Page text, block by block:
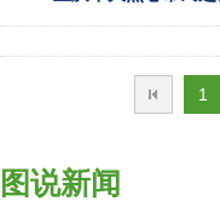
1
图说新闻